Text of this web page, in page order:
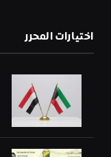
اختيارات المحرر